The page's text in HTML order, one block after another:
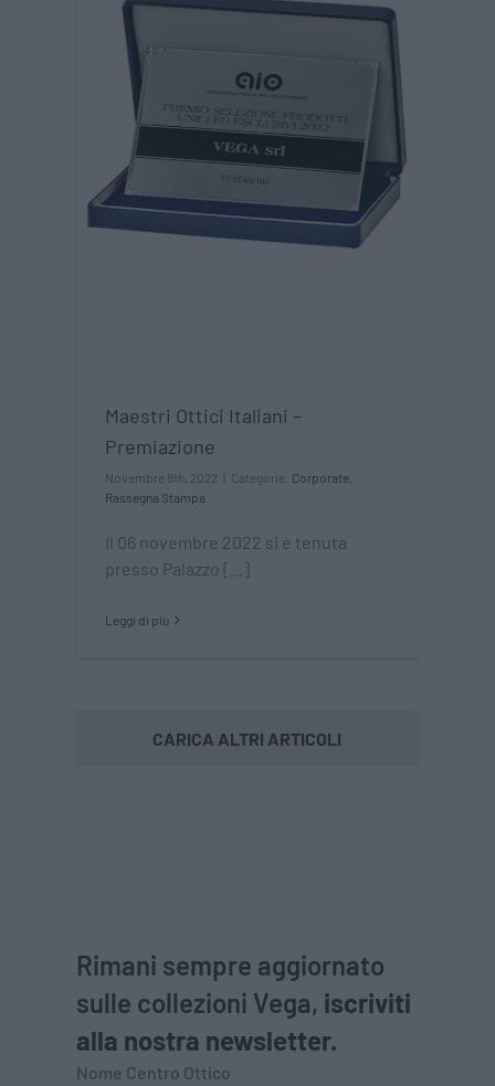
Maestri Ottici Italiani –
Premiazione
Novembre 8th, 2022 Categorie: Corporate,
Rassegna Stampa
Il 06 novembre 2022 si è tenuta
presso Palazzo [...]
Leggi di più
CARICA ALTRI ARTICOLI
Rimani sempre aggiornato
sulle collezioni Vega, iscriviti
alla nostra newsletter.
Nome Centro Ottico